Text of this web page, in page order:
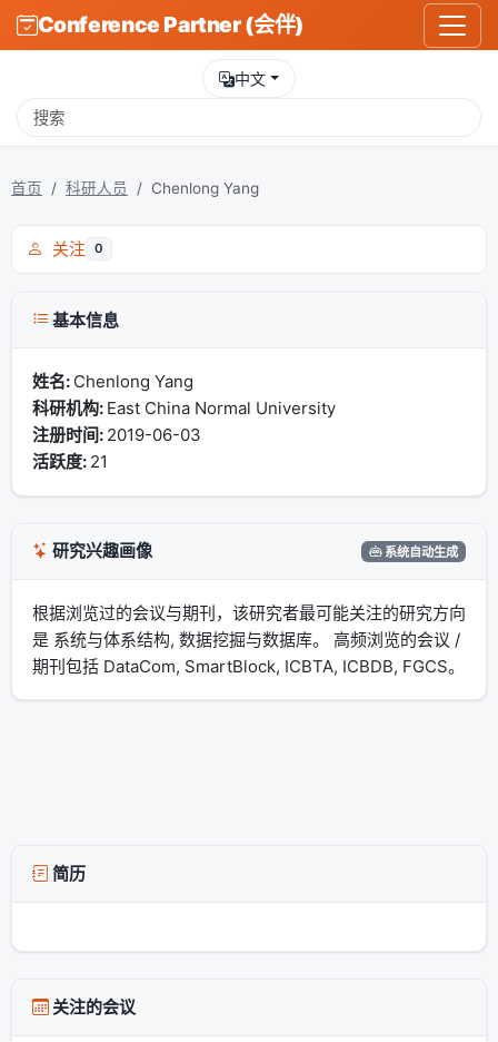
Conference Partner (会伴)
中文
首页 科研人员 Chenlong Yang
关注 0
基本信息
姓名: Chenlong Yang
科研机构: East China Normal University
注册时间: 2019-06-03
活跃度: 21
研究兴趣画像 系统自动生成
根据浏览过的会议与期刊，该研究者最可能关注的研究方向
是 系统与体系结构, 数据挖掘与数据库。 高频浏览的会议 /
期刊包括 DataCom, SmartBlock, ICBTA, ICBDB, FGCS。
简历
关注的会议